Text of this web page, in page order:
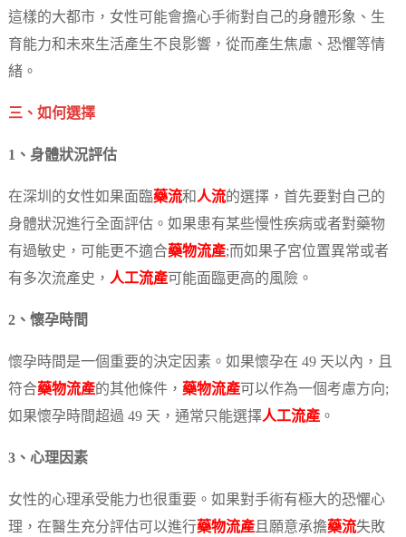
這樣的大都市，女性可能會擔心手術對自己的身體形象、生
育能力和未來生活產生不良影響，從而產生焦慮、恐懼等情
緒。
三、如何選擇
1、身體狀況評估
在深圳的女性如果面臨藥流和人流的選擇，首先要對自己的
身體狀況進行全面評估。如果患有某些慢性疾病或者對藥物
有過敏史，可能更不適合藥物流產;而如果子宮位置異常或者
有多次流產史， 人工流產可能面臨更高的風險。
2、懷孕時間
懷孕時間是一個重要的決定因素。如果懷孕在 49 天以內，且
符合藥物流產的其他條件， 藥物流產可以作為一個考慮方向;
如果懷孕時間超過 49 天，通常只能選擇人工流產。
3、心理因素
女性的心理承受能力也很重要。如果對手術有極大的恐懼心
理，在醫生充分評估可以進行藥物流產且願意承擔藥流失敗